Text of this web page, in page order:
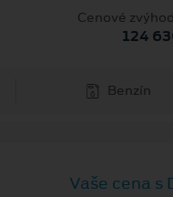
Cenové
124
Benzín
Vaše cena s